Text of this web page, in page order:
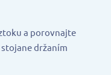
a porovnajte
držaním